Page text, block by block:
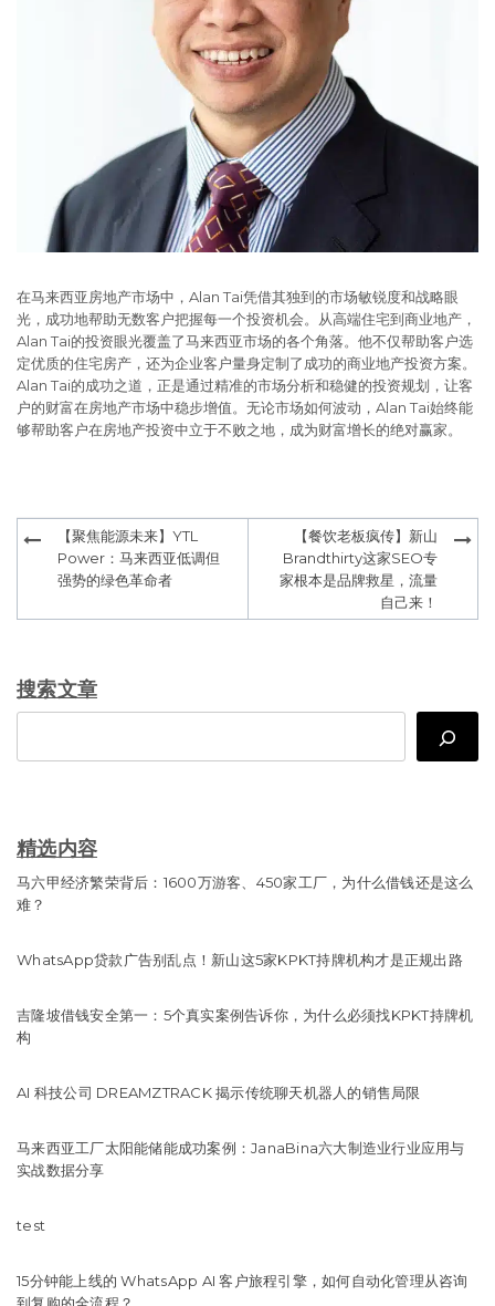
在马来西亚房地产市场中，Alan Tai凭借其独到的市场敏锐度和战略眼
光，成功地帮助无数客户把握每一个投资机会。从高端住宅到商业地产，
Alan Tai的投资眼光覆盖了马来西亚市场的各个角落。他不仅帮助客户选
定优质的住宅房产，还为企业客户量身定制了成功的商业地产投资方案。
Alan Tai的成功之道，正是通过精准的市场分析和稳健的投资规划，让客
户的财富在房地产市场中稳步增值。无论市场如何波动，Alan Tai始终能
够帮助客户在房地产投资中立于不败之地，成为财富增长的绝对赢家。
navigation【聚焦能源未来】YTL
Power：马来西亚低调但
强势的绿色革命者
【餐饮老板疯传】新山
Brandthirty这家SEO专
家根本是品牌救星，流量
自己来！
搜索文章
精选内容
马六甲经济繁荣背后：1600万游客、450家工厂，为什么借钱还是这么
难？
WhatsApp贷款广告别乱点！新山这5家KPKT持牌机构才是正规出路
吉隆坡借钱安全第一：5个真实案例告诉你，为什么必须找KPKT持牌机
构
AI 科技公司 DREAMZTRACK 揭示传统聊天机器人的销售局限
马来西亚工厂太阳能储能成功案例：JanaBina六大制造业行业应用与
实战数据分享
test
15分钟能上线的 WhatsApp AI 客户旅程引擎，如何自动化管理从咨询